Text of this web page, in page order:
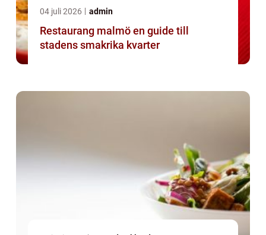
04 juli 2026 admin
Restaurang malmö en guide till
stadens smakrika kvarter